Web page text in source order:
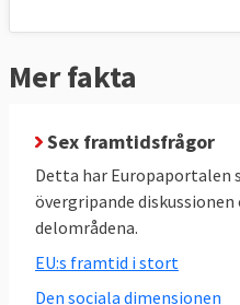
toppmötet i slutet av
slutsatserna om
ta. Kommissionens
ställer upp EU-valet
diskussionen och
gentemot väljarna.
Mer fakta
Sex framtidsfrågor
Detta har Europaportalen
övergripande
delområdena.
EU:s framtid i stort
Den sociala dimensionen